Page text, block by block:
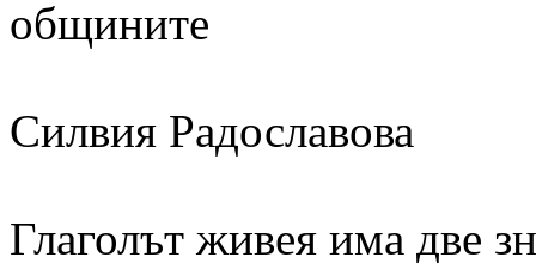
общините
Силвия Радославова
Глаголът живея има две